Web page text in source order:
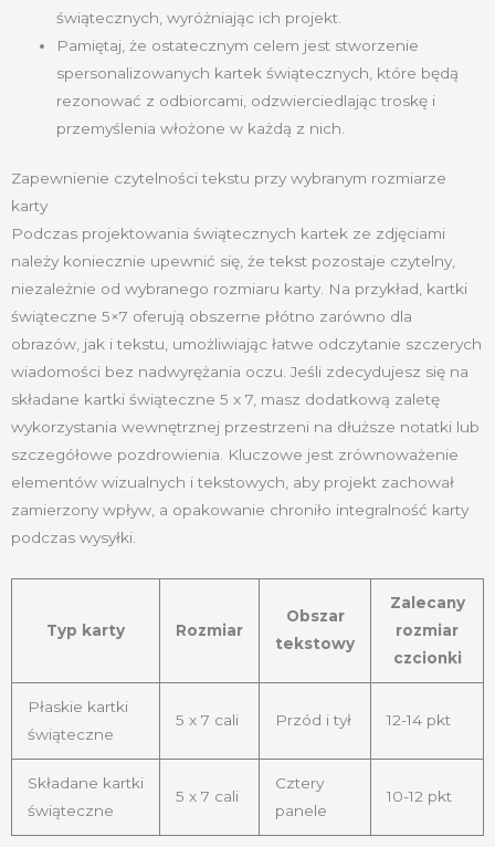
świątecznych, wyróżniając ich projekt.
Pamiętaj, że ostatecznym celem jest stworzenie
spersonalizowanych kartek świątecznych, które będą
rezonować z odbiorcami, odzwierciedlając troskę i
przemyślenia włożone w każdą z nich.
Zapewnienie czytelności tekstu przy wybranym rozmiarze
karty
Podczas projektowania świątecznych kartek ze zdjęciami
należy koniecznie upewnić się, że tekst pozostaje czytelny,
niezależnie od wybranego rozmiaru karty. Na przykład, kartki
świąteczne 5×7 oferują obszerne płótno zarówno dla
obrazów, jak i tekstu, umożliwiając łatwe odczytanie szczerych
wiadomości bez nadwyrężania oczu. Jeśli zdecydujesz się na
składane kartki świąteczne 5 x 7, masz dodatkową zaletę
wykorzystania wewnętrznej przestrzeni na dłuższe notatki lub
szczegółowe pozdrowienia. Kluczowe jest zrównoważenie
elementów wizualnych i tekstowych, aby projekt zachował
zamierzony wpływ, a opakowanie chroniło integralność karty
podczas wysyłki.
Typ karty Rozmiar
Obszar
tekstowy
Zalecany
rozmiar
czcionki
Płaskie kartki
świąteczne
5 x 7 cali Przód i tył 12-14 pkt
Składane kartki
świąteczne
5 x 7 cali
Cztery
panele
10-12 pkt